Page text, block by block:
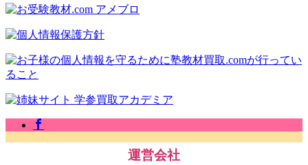
運営会社